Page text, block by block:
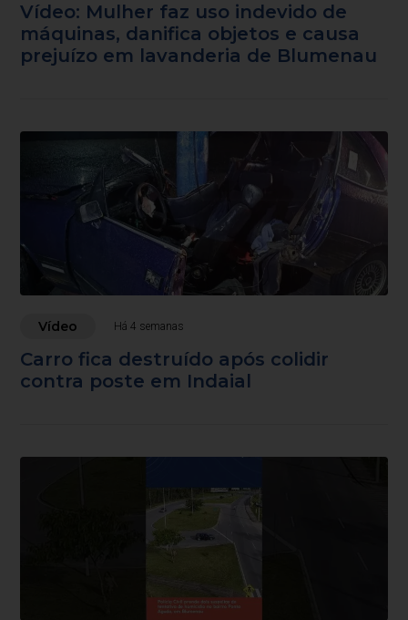
Vídeo: Mulher faz uso indevido de
máquinas, danifica objetos e causa
prejuízo em lavanderia de Blumenau
Vídeo Há 4 semanas
Carro fica destruído após colidir
contra poste em Indaial